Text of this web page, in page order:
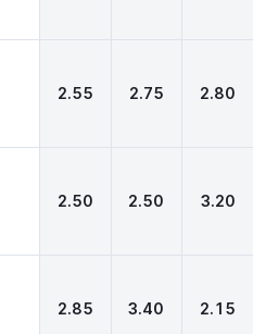
2.55 2.75 2.80
2.50 2.50 3.20
2.85 3.40 2.15